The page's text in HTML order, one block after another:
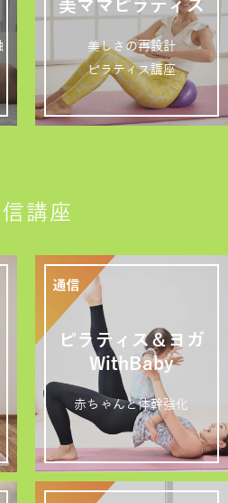
美ママピラティス
美しさの再設計
ピラティス講座
講座
ピラティス＆ヨガ
WithBaby
赤ちゃんと体幹強化